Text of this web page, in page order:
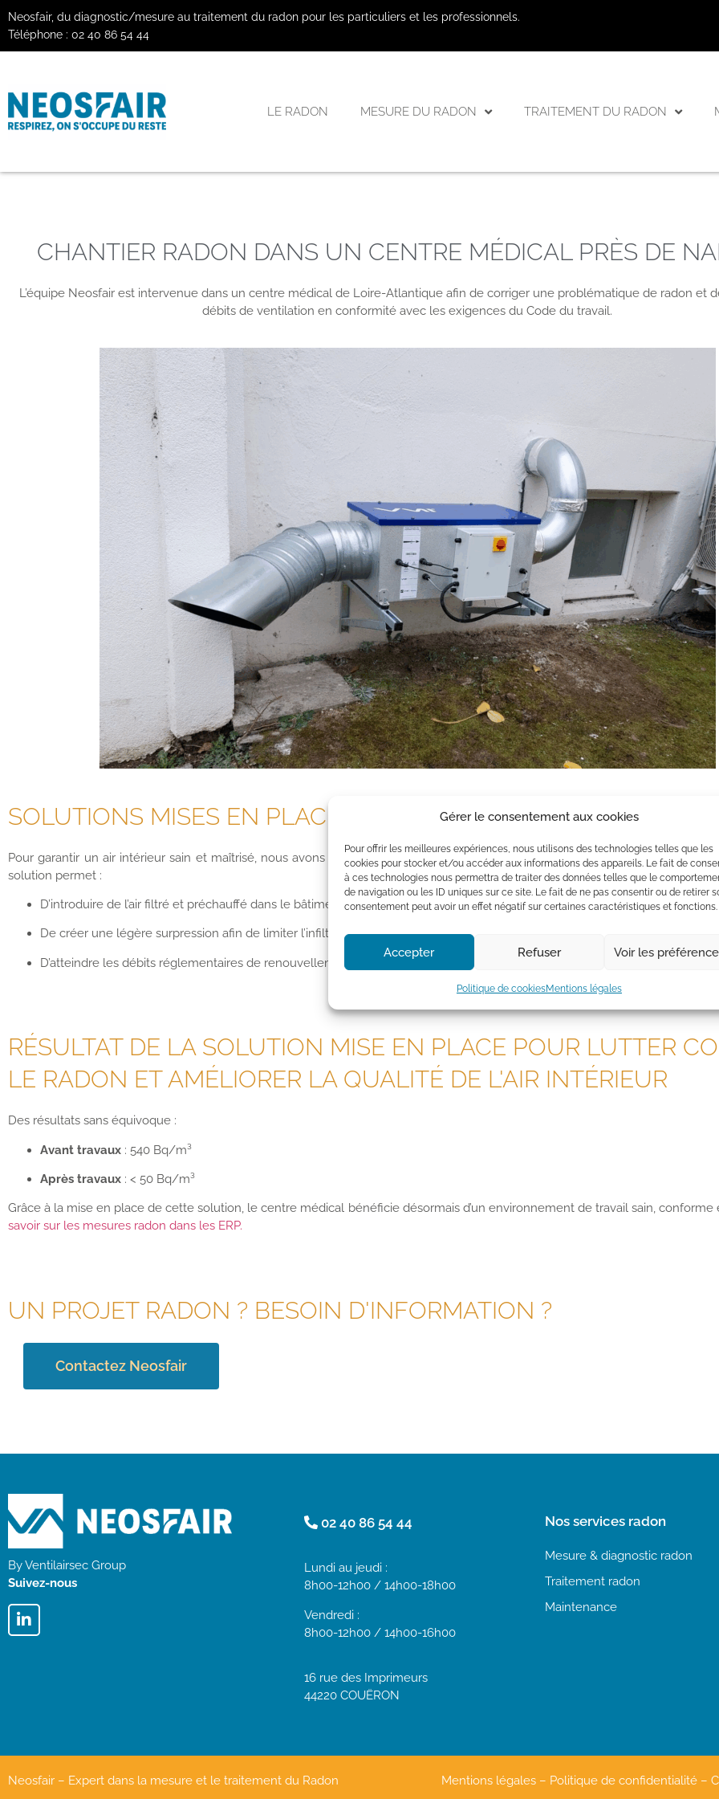
Gérer le consentement aux cookies
Pour offrir les meilleures expériences, nous utilisons des technologies telles que les
cookies pour stocker et/ou accéder aux informations des appareils. Le fait de
à ces technologies nous permettra de traiter des données telles que le
de navigation ou les ID uniques sur ce site. Le fait de ne pas consentir ou de retirer
consentement peut avoir un effet négatif sur certaines caractéristiques et fonctions.
Accepter Refuser Voir les
Politique de cookiesMentions légales
Neosfair, du diagnostic/mesure au traitement du radon pour les particuliers et les professionnels.
Téléphone : 02 40 86 54 44
LE RADON MESURE DU RADON TRAITEMENT DU RADON
CHANTIER RADON DANS UN CENTRE MÉDICAL PRÈS DE
L’équipe Neosfair est intervenue dans un centre médical de Loire-Atlantique afin de corriger une problématique de radon et
débits de ventilation en conformité avec les exigences du Code du travail.
SOLUTIONS MISES EN PLACE
Pour garantir un air intérieur sain et maîtrisé, nous avons installé un système de ventilation par insufflation PRO 1000 de la
solution permet :
D’introduire de l’air filtré et préchauffé dans le bâtiment
De créer une légère surpression afin de limiter l’infiltration du radon en provenance du sol
D’atteindre les débits réglementaires de renouvellement d’air
RÉSULTAT DE LA SOLUTION MISE EN PLACE POUR LUTTER
LE RADON ET AMÉLIORER LA QUALITÉ DE L'AIR INTÉRIEUR
Des résultats sans équivoque :
Avant travaux : 540 Bq/m³
Après travaux : < 50 Bq/m³
Grâce à la mise en place de cette solution, le centre médical bénéficie désormais d’un environnement de travail sain, conforme
savoir sur les mesures radon dans les ERP.
UN PROJET RADON ? BESOIN D'INFORMATION ?
Contactez Neosfair
By Ventilairsec Group
Suivez-nous
02 40 86 54 44
Lundi au jeudi :
8h00-12h00 / 14h00-18h00
Vendredi :
8h00-12h00 / 14h00-16h00
16 rue des Imprimeurs
44220 COUËRON
Nos services radon
Mesure & diagnostic radon
Traitement radon
Maintenance
Neosfair – Expert dans la mesure et le traitement du Radon Mentions légales– Politique de confidentialité–